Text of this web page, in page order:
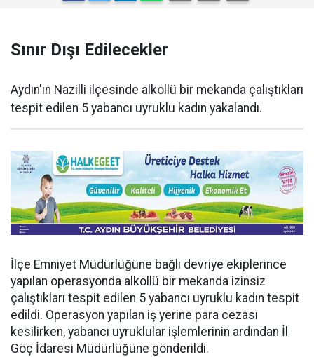
Sınır Dışı Edilecekler
Aydın'ın Nazilli ilçesinde alkollü bir mekanda çalıştıkları
tespit edilen 5 yabancı uyruklu kadın yakalandı.
İlçe Emniyet Müdürlüğüne bağlı devriye ekiplerince
yapılan operasyonda alkollü bir mekanda izinsiz
çalıştıkları tespit edilen 5 yabancı uyruklu kadın tespit
edildi. Operasyon yapılan iş yerine para cezası
kesilirken, yabancı uyruklular işlemlerinin ardından İl
Göç İdaresi Müdürlüğüne gönderildi.